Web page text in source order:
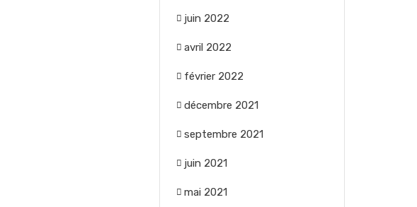
juin 2022
avril 2022
février 2022
décembre 2021
septembre 2021
juin 2021
mai 2021